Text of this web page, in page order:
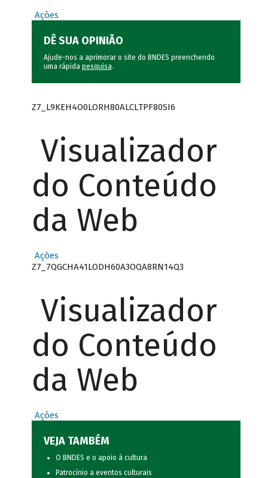
Ações
DÊ SUA OPINIÃO
Ajude-nos a aprimorar o site do BNDES preenchendo
uma rápida pesquisa.
Z7_L9KEH4O0LORH80ALCLTPF80SI6
Visualizador
do Conteúdo
da Web
Ações
Z7_7QGCHA41LODH60A3OQA8RN14Q3
Visualizador
do Conteúdo
da Web
Ações
VEJA TAMBÉM
O BNDES e o apoio à cultura
Patrocínio a eventos culturais